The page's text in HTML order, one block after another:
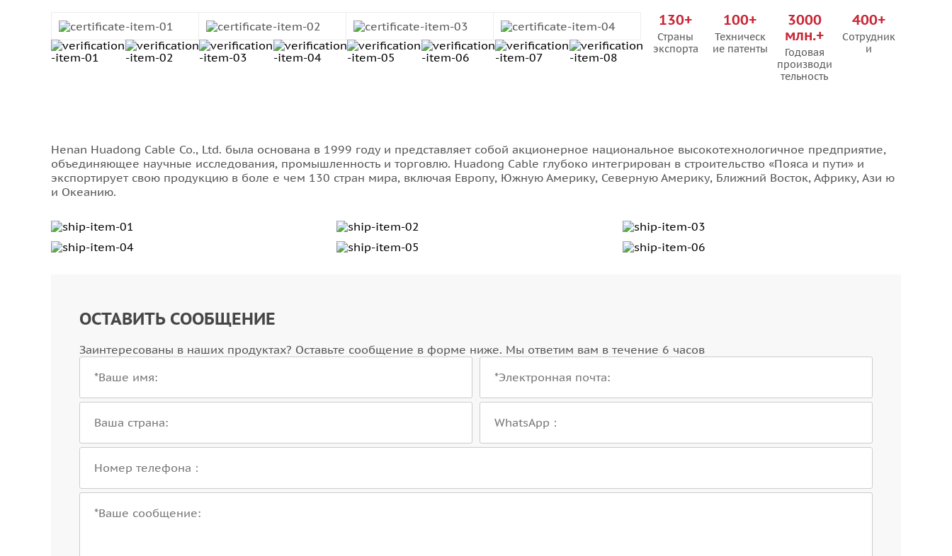
130+
Страны
экспорта
100+
Техническ
ие патенты
3000
млн.+
Годовая
производи
тельность
400+
Сотрудник
и
Henan Huadong Cable Co., Ltd. была основана в 1999 году и представляет собой акционерное национальное высокотехнологичное предприятие,
объединяющее научные исследования, промышленность и торговлю. Huadong Cable глубоко интегрирован в строительство «Пояса и пути» и
экспортирует свою продукцию в боле е чем 130 стран мира, включая Европу, Южную Америку, Северную Америку, Ближний Восток, Африку, Ази ю
и Океанию.
ОСТАВИТЬ СООБЩЕНИЕ
Заинтересованы в наших продуктах? Оставьте сообщение в форме ниже. Мы ответим вам в течение 6 часов